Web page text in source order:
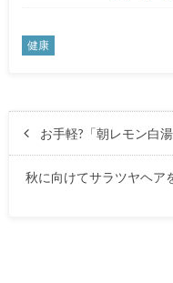
健康
お手軽?「朝レモン白
秋に向けてサラツヤヘア